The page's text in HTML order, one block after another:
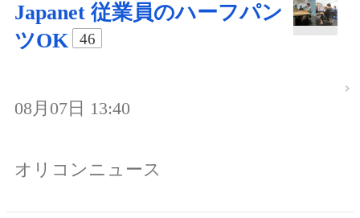
Japanet 従業員のハーフパン
ツOK
46
08月07日 13:40
オリコンニュース